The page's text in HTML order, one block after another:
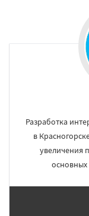
Разработка
в
увеличения